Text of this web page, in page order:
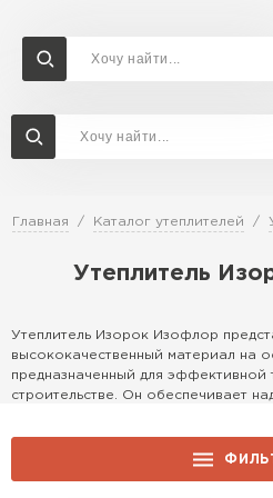
Главная Каталог утеплителей
Утеплитель
Утеплитель Изорок Изофлор
высококачественный материал на
предназначенный для эффективной
строительстве. Он обеспечивает
объектов.
Доставка и оплата
Перейти в каталог
Утеплитель
Утеплитель Knauf